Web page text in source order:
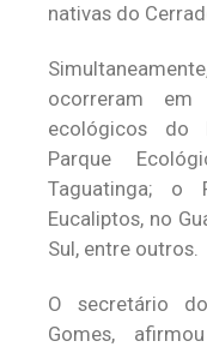
nativas do
ocorreram
ecológicos do
Parque
Taguatinga; o
Eucaliptos, no
Sul, entre outros.
O secretário
Gomes,